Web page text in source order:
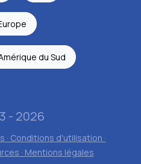
du Sud
- 2026
Conditions d'utilisation ·
· Mentions légales